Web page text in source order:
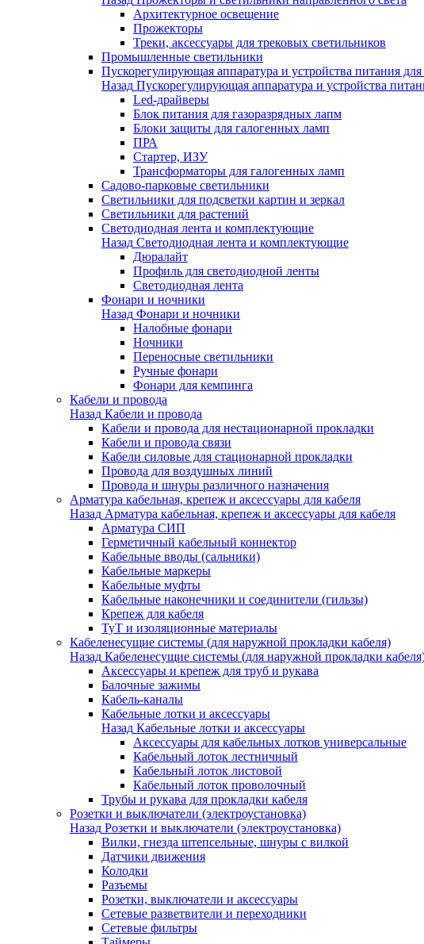
Архитектурное освещение
Прожекторы
Треки, аксессуары для трековых светильников
Промышленные светильники
Пускорегулирующая аппаратура и устройства питания
Назад Пускорегулирующая аппаратура и устройства
Led-драйверы
Блок питания для газоразрядных лапм
Блоки защиты для галогенных ламп
ПРА
Стартер, ИЗУ
Трансформаторы для галогенных ламп
Садово-парковые светильники
Светильники для подсветки картин и зеркал
Светильники для растений
Светодиодная лента и комплектующие
Назад Светодиодная лента и комплектующие
Дюралайт
Профиль для светодиодной ленты
Светодиодная лента
Фонари и ночники
Назад Фонари и ночники
Налобные фонари
Ночники
Переносные светильники
Ручные фонари
Фонари для кемпинга
Кабели и провода
Назад Кабели и провода
Кабели и провода для нестационарной прокладки
Кабели и провода связи
Кабели силовые для стационарной прокладки
Провода для воздушных линий
Провода и шнуры различного назначения
Арматура кабельная, крепеж и аксессуары для кабеля
Назад Арматура кабельная, крепеж и аксессуары для кабеля
Арматура СИП
Герметичный кабельный коннектор
Кабельные вводы (сальники)
Кабельные маркеры
Кабельные муфты
Кабельные наконечники и соединители (гильзы)
Крепеж для кабеля
ТуТ и изоляционные материалы
Кабеленесущие системы (для наружной прокладки кабеля)
Назад Кабеленесущие системы (для наружной прокладки
Аксессуары и крепеж для труб и рукава
Балочные зажимы
Кабель-каналы
Кабельные лотки и аксессуары
Назад Кабельные лотки и аксессуары
Аксессуары для кабельных лотков универсальные
Кабельный лоток лестничный
Кабельный лоток листовой
Кабельный лоток проволочный
Трубы и рукава для прокладки кабеля
Розетки и выключатели (электроустановка)
Назад Розетки и выключатели (электроустановка)
Вилки, гнезда штепсельные, шнуры с вилкой
Датчики движения
Колодки
Разъемы
Розетки, выключатели и аксессуары
Сетевые разветвители и переходники
Сетевые фильтры